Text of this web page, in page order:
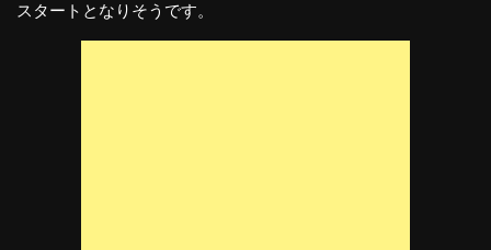
スタートとなりそうです。